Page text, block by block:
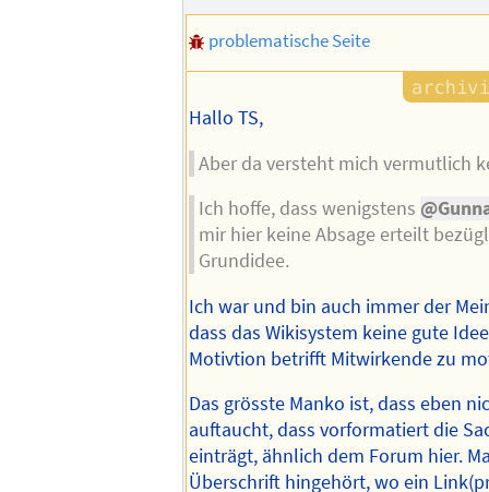
problematische Seite
Hallo TS,
Aber da versteht mich vermutlich
Ich hoffe, dass wenigstens
mir hier keine Absage erteilt
Grundidee.
Ich war und bin auch immer der
dass das Wikisystem keine gute
Motivtion betrifft Mitwirkende zu
Das grösste Manko ist, dass eben
auftaucht, dass vorformatiert die
einträgt, ähnlich dem Forum hier.
Überschrift hingehört, wo ein